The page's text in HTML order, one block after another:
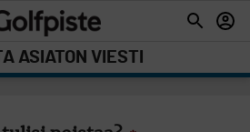
ASIATON VIESTI